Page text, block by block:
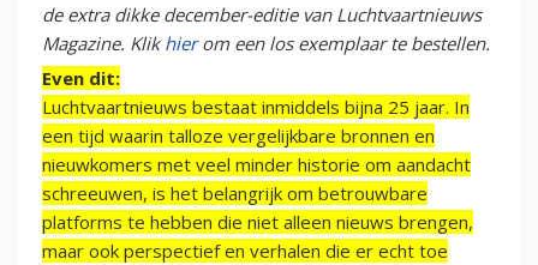
de extra dikke december-editie van Luchtvaartnieuws
Magazine. Klik hierom een los exemplaar te bestellen.
Even dit:
Luchtvaartnieuws bestaat inmiddels bijna 25 jaar. In
een tijd waarin talloze vergelijkbare bronnen en
nieuwkomers met veel minder historie om aandacht
schreeuwen, is het belangrijk om betrouwbare
platforms te hebben die niet alleen nieuws brengen,
maar ook perspectief en verhalen die er echt toe